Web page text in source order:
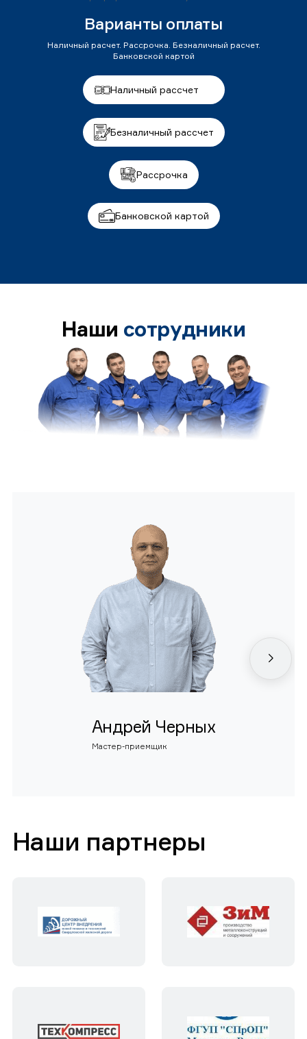
Варианты оплаты
Наличный расчет. Рассрочка. Безналичный расчет.
Банковской картой
Наличный рассчет
Безналичный рассчет
Рассрочка
Банковской картой
Наши сотрудники
Андрей Черных
Мастер-приемщик
Наши партнеры